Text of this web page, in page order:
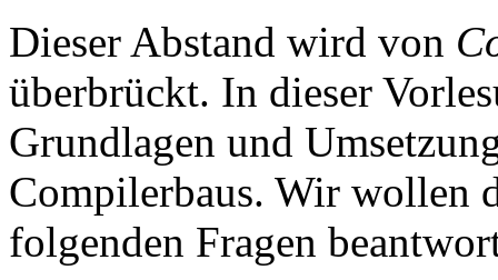
Dieser Abstand wird von
überbrückt. In dieser
Grundlagen und
Compilerbaus. Wir wollen
folgenden Fragen